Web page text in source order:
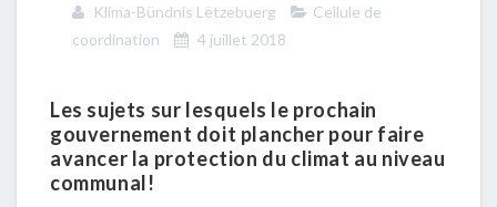
Klima-Bündnis Lëtzebuerg
Cellule de
coordination
4 juillet 2018
Les sujets sur lesquels le prochain
gouvernement doit plancher pour faire
avancer la protection du climat au niveau
communal!